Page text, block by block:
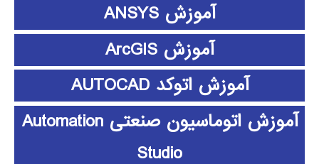
آموزش ANSYS
آموزش ArcGIS
آموزش اتوکد AUTOCAD
آموزش اتوماسیون صنعتی Automation
Studio